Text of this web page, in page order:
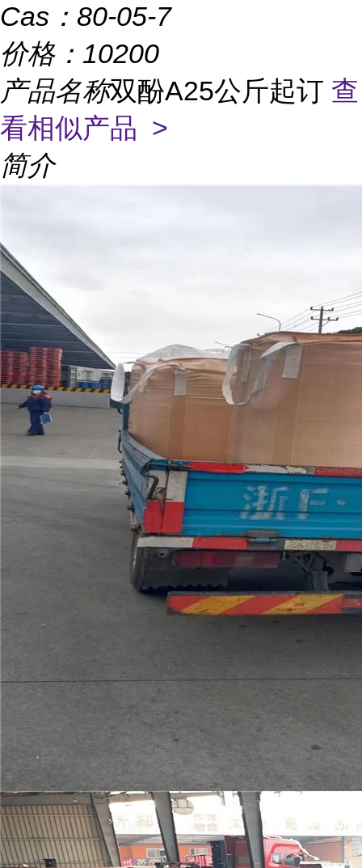
Cas： 80-05-7
价格： 10200
产品名称双酚A25公斤起订 查
看相似产品 >
简介